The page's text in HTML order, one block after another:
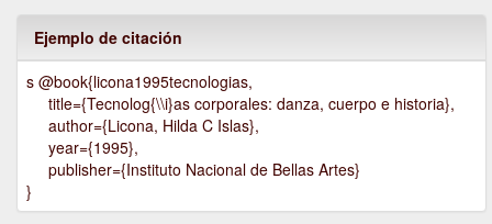
Ejemplo de citación
s @book{licona1995tecnologias,
title={Tecnolog{\\i}as corporales: danza, cuerpo e historia},
author={Licona, Hilda C Islas},
year={1995},
publisher={Instituto Nacional de Bellas Artes}
}